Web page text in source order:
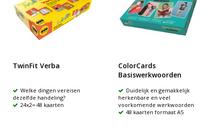
TwinFit Verba
Welke dingen vereisen
dezelfde handeling?
24x2= 48 kaarten
ColorCards
Basiswerkwoorden
Duidelijk en gemakkelijk
herkenbare en veel
voorkomende werkwoorden
48 kaarten formaat A5